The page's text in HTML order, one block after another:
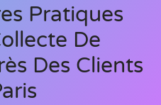
Pratiques
De
Des Clients